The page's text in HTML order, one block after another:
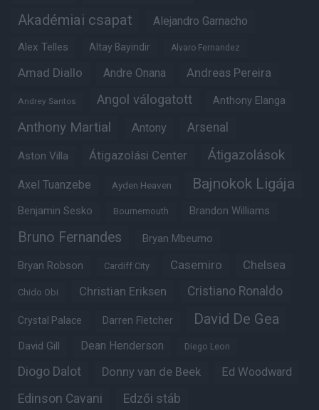
Akadémiai csapat Alejandro Garnacho
Alex Telles Altay Bayindir Alvaro Fernandez
Amad Diallo Andre Onana Andreas Pereira
Andrey Santos Angol válogatott Anthony Elanga
Anthony Martial Antony Arsenal
Aston Villa Átigazolási Center Átigazolások
Axel Tuanzebe Ayden Heaven Bajnokok Ligája
Benjamin Sesko Bournemouth Brandon Williams
Bruno Fernandes Bryan Mbeumo
Bryan Robson Cardiff City Casemiro Chelsea
Chido Obi Christian Eriksen Cristiano Ronaldo
Crystal Palace Darren Fletcher David De Gea
David Gill Dean Henderson Diego Leon
Diogo Dalot Donny van de Beek Ed Woodward
Edinson Cavani Edzői stáb